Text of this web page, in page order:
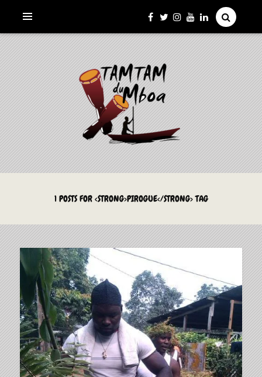
LE TAMTAM DU MBOA
La Culture du Mboa Dévoilée !
1 POSTS FOR <STRONG>PIROGUE</STRONG> TAG